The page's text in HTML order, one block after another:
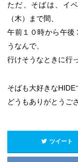
ただ、そばは、イ
（木）まで間、
午前１０時から午後
うなんで、
行けそうなときに行
そばも大好きなHIDE
どうもありがとうご
ツイート